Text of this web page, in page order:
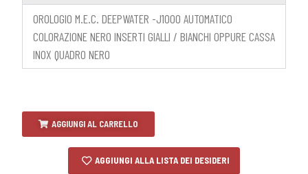
OROLOGIO M.E.C. DEEPWATER -J1000 AUTOMATICO
COLORAZIONE NERO INSERTI GIALLI / BIANCHI OPPURE CASSA
INOX QUADRO NERO
AGGIUNGI AL CARRELLO
AGGIUNGI ALLA LISTA DEI DESIDERI